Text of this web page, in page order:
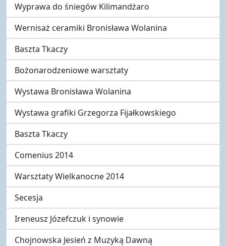
Wyprawa do śniegów Kilimandżaro
Wernisaż ceramiki Bronisława Wolanina
Baszta Tkaczy
Bożonarodzeniowe warsztaty
Wystawa Bronisława Wolanina
Wystawa grafiki Grzegorza Fijałkowskiego
Baszta Tkaczy
Comenius 2014
Warsztaty Wielkanocne 2014
Secesja
Ireneusz Józefczuk i synowie
Chojnowska Jesień z Muzyką Dawną